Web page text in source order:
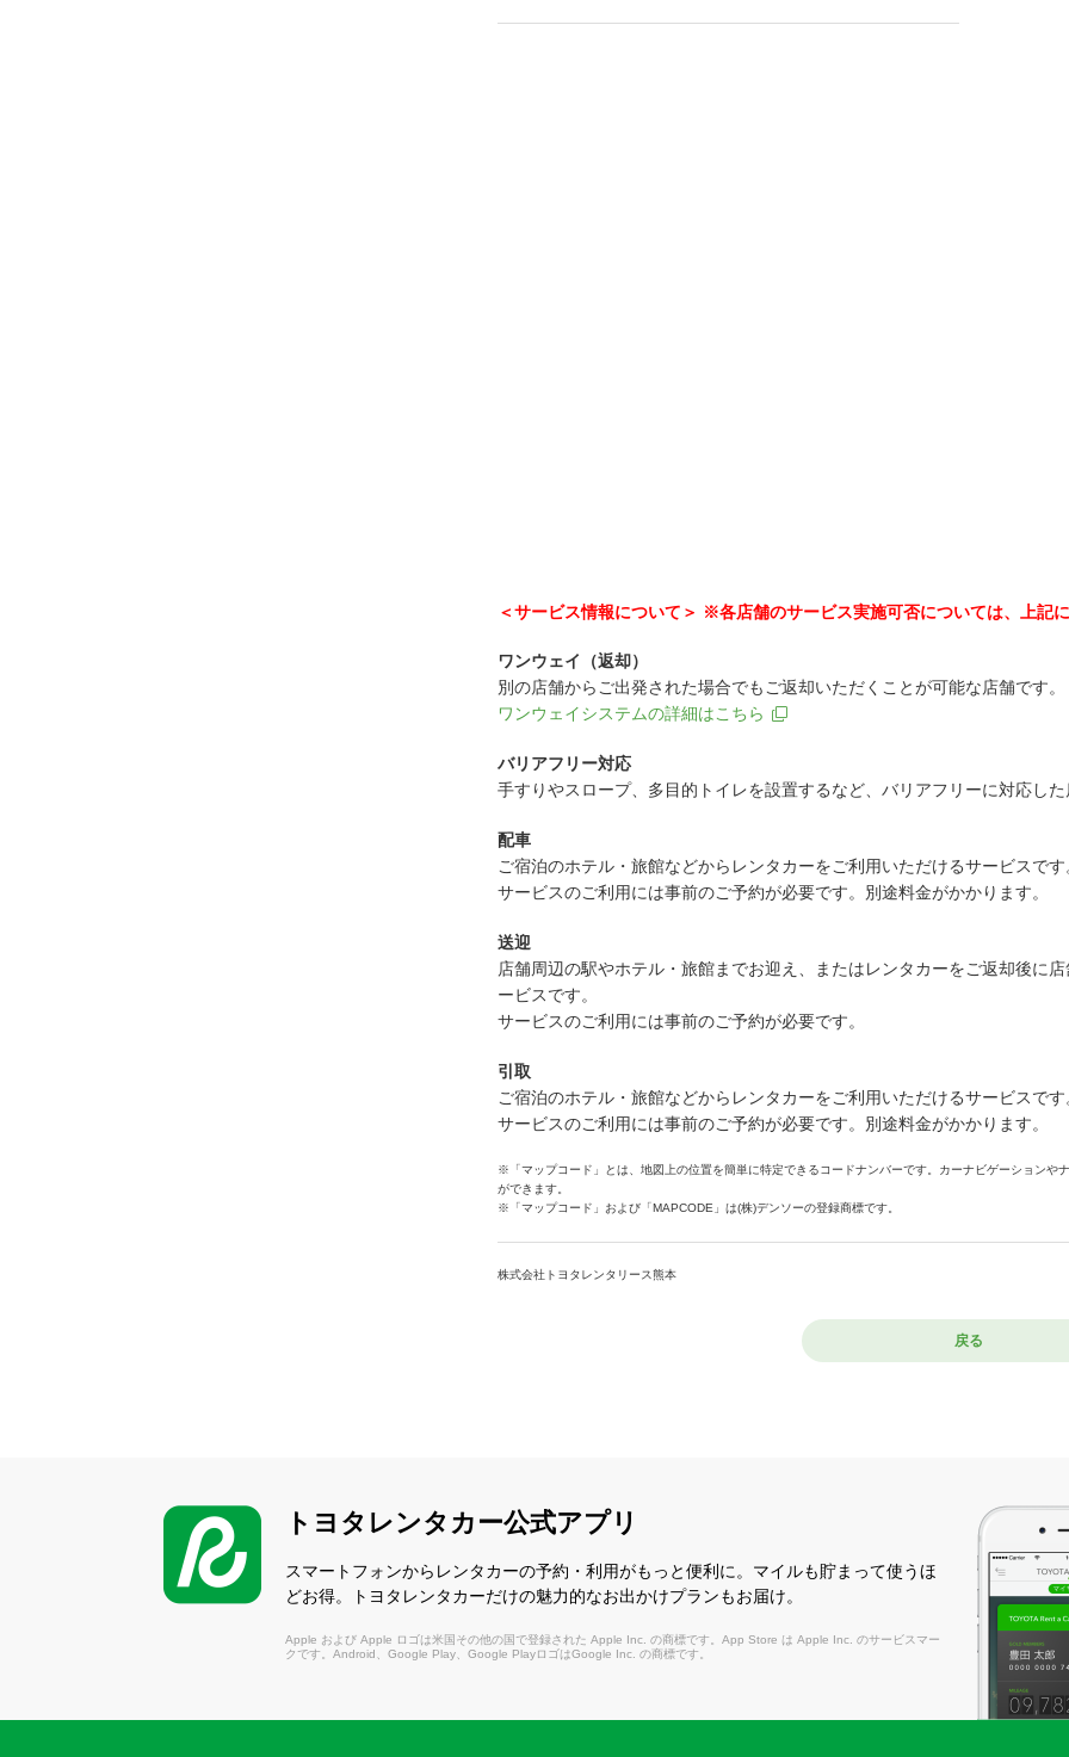
＜サービス情報について＞ ※各店舗のサービス実施可否については、上記
ワンウェイ（返却）
別の店舗からご出発された場合でもご返却いただくことが可能な店舗です。
ワンウェイシステムの詳細はこちら
バリアフリー対応
手すりやスロープ、多目的トイレを設置するなど、バリアフリーに対応した
配車
ご宿泊のホテル・旅館などからレンタカーをご利用いただけるサービスです
サービスのご利用には事前のご予約が必要です。別途料金がかかります。
送迎
店舗周辺の駅やホテル・旅館までお迎え、またはレンタカーをご返却後に
ービスです。
サービスのご利用には事前のご予約が必要です。
引取
ご宿泊のホテル・旅館などからレンタカーをご利用いただけるサービスです
サービスのご利用には事前のご予約が必要です。別途料金がかかります。
※「マップコード」とは、地図上の位置を簡単に特定できるコードナンバーです。カーナビゲーションや
ができます。
※「マップコード」および「MAPCODE」は(株)デンソーの登録商標です。
株式会社トヨタレンタリース熊本
戻る
トヨタレンタカー公式アプリ
スマートフォンからレンタカーの予約・利用がもっと便利に。マイルも貯まって使うほ
どお得。トヨタレンタカーだけの魅力的なお出かけプランもお届け。
Apple および Apple ロゴは米国その他の国で登録された Apple Inc. の商標です。App Store は Apple Inc. のサービスマー
クです。Android、Google Play、Google PlayロゴはGoogle Inc. の商標です。